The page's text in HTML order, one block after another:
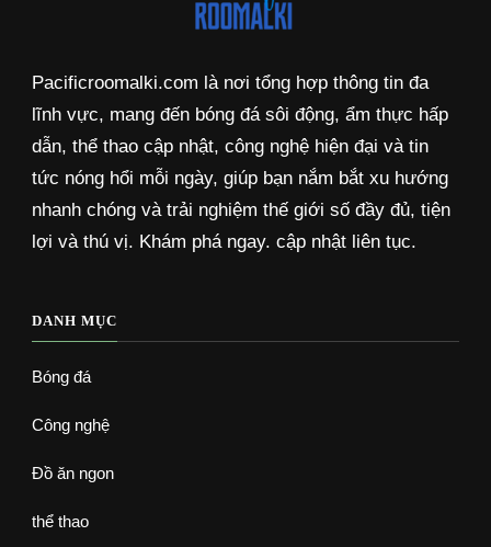
Pacificroomalki.com là nơi tổng hợp thông tin đa
lĩnh vực, mang đến bóng đá sôi động, ẩm thực hấp
dẫn, thể thao cập nhật, công nghệ hiện đại và tin
tức nóng hổi mỗi ngày, giúp bạn nắm bắt xu hướng
nhanh chóng và trải nghiệm thế giới số đầy đủ, tiện
lợi và thú vị. Khám phá ngay. cập nhật liên tục.
DANH MỤC
Bóng đá
Công nghệ
Đồ ăn ngon
thể thao